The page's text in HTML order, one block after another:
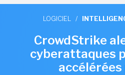
LOGICIEL /
CrowdStrike
cyberattaques